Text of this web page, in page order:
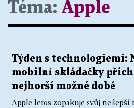
Téma: Apple
Týden s technologiemi:
mobilní skládačky
nejhorší možné době
Apple letos zopakuje svůj nejlepší